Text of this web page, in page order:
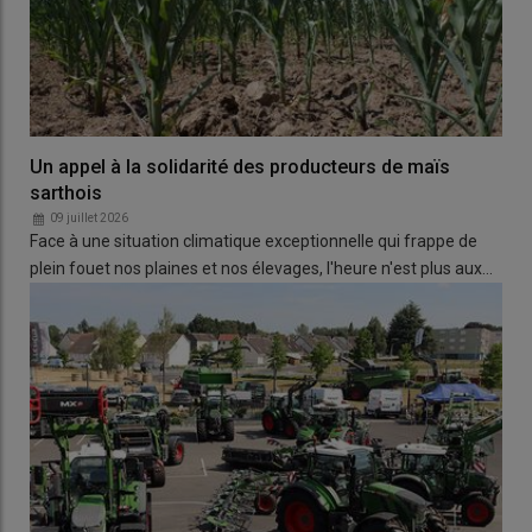
Un appel à la solidarité des producteurs de maïs
sarthois
09 juillet 2026
Face à une situation climatique exceptionnelle qui frappe de
plein fouet nos plaines et nos élevages, l'heure n'est plus aux…